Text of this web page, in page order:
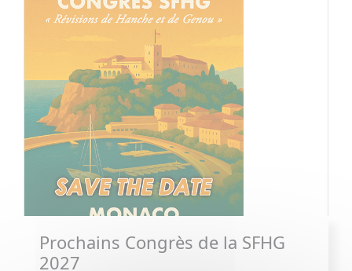
Prochains Congrès de la SFHG
2027